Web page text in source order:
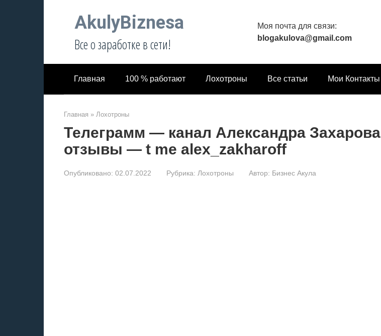
AkulyBiznesa
Все о заработке в сети!
Моя почта для связи:
blogakulova@gmail.com
Главная 100 % работают Лохотроны Все статьи Мои Контакты
Главная » Лохотроны
Телеграмм — канал Александра Захарова
отзывы — t me alex_zakharoff
Опубликовано: 02.07.2022 Рубрика: Лохотроны Автор: Бизнес Акула